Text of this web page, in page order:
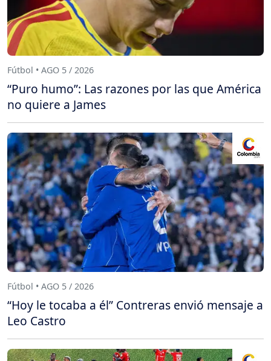
Fútbol • AGO 5 / 2026
“Puro humo”: Las razones por las que América
no quiere a James
Fútbol • AGO 5 / 2026
“Hoy le tocaba a él” Contreras envió mensaje a
Leo Castro